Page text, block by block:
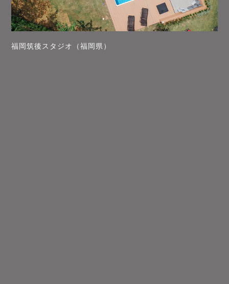
福岡筑後スタジオ（福岡県）